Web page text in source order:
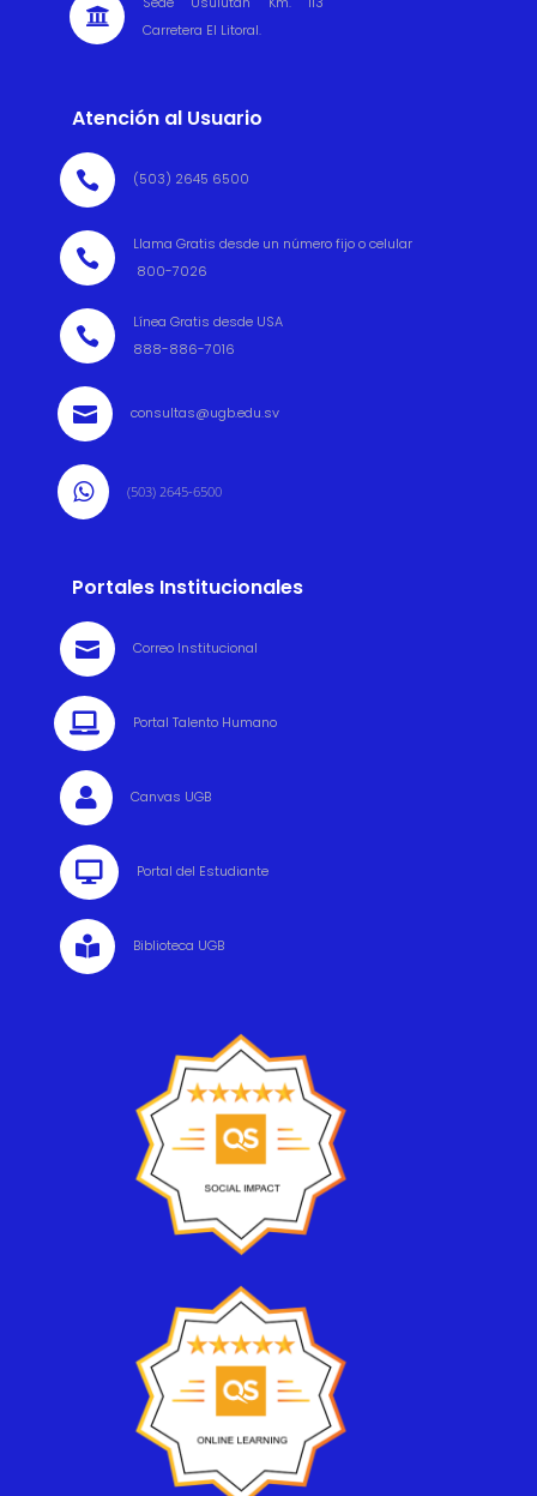

Carretera El Litoral.
Atención al Usuario
 (503) 2645 6500

Llama Gratis desde un número fijo o celular
800-7026

Línea Gratis desde USA
888-886-7016
 consultas@ugb.edu.sv
 (503) 2645-6500
Portales Institucionales
 Correo Institucional
 Portal Talento Humano
 Canvas UGB
 Portal del Estudiante
 Biblioteca UGB